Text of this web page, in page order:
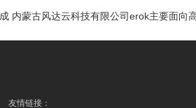
内蒙古风达云科技有限公司erok主要面向
友情链接：